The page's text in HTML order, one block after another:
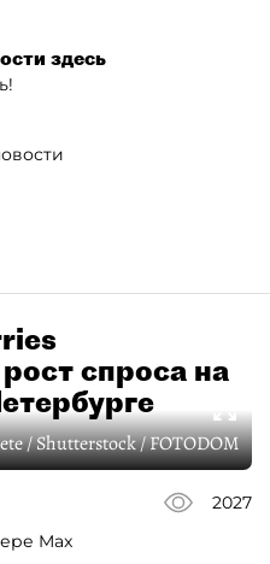
здесь
спроса на
/ Shutterstock / FOTODOM
2027
Max